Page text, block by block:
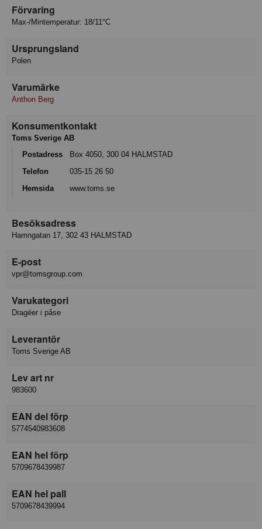
Förvaring
Max-/Mintemperatur: 18/11°C
Ursprungsland
Polen
Varumärke
Anthon Berg
Konsumentkontakt
Toms Sverige AB
Postadress
Box 4050, 300 04 HALMSTAD
Telefon
035-15 26 50
Hemsida
www.toms.se
Besöksadress
Hamngatan 17, 302 43 HALMSTAD
E-post
vpr@tomsgroup.com
Varukategori
Dragéer i påse
Leverantör
Toms Sverige AB
Lev art nr
983600
EAN del förp
5774540983608
EAN hel förp
5709678439987
EAN hel pall
5709678439994